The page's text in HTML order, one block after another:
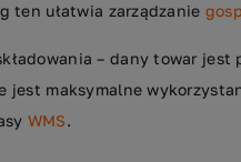
ten ułatwia zarządzanie
– dany towar
jest maksymalne
WMS.